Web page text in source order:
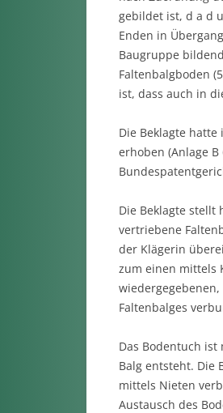
gebildet ist, d a d
Enden in
Baugruppe
Faltenbalgboden
ist, dass auch in
Die Beklagte
erhoben (Anlage
Die Beklagte stellt
vertriebene
der Klägerin
zum einen mittels
Faltenbalges
Das Bodentuch
Balg entsteht. Die
mittels Nieten
Austausch des